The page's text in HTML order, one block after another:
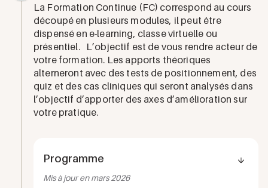
La Formation Continue (FC) correspond au cours
découpé en plusieurs modules, il peut être
dispensé en e-learning, classe virtuelle ou
présentiel. L’objectif est de vous rendre acteur de
votre formation. Les apports théoriques
alterneront avec des tests de positionnement, des
quiz et des cas cliniques qui seront analysés dans
l’objectif d’apporter des axes d’amélioration sur
votre pratique.
Programme
Mis à jour en mars 2026